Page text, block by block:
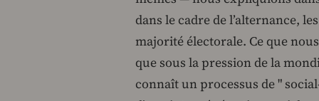
dans le cadre de l’alternance,
majorité électorale. Ce que
que sous la pression de la
connaît un processus de "